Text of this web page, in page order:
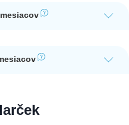
účtu.
sa pred nákupom